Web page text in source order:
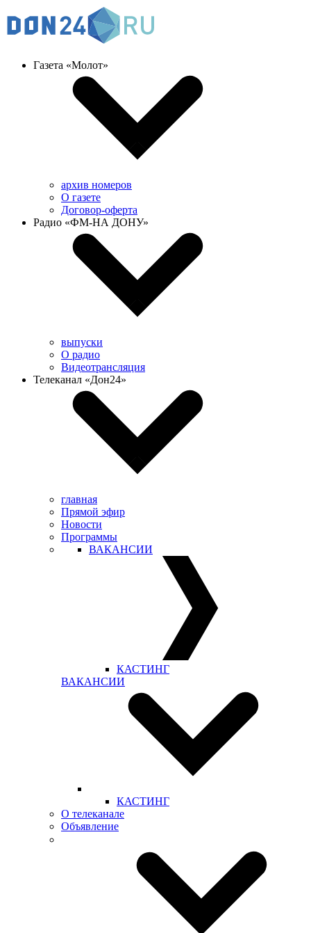
Газета «Молот»
архив номеров
О газете
Договор-оферта
Радио «ФМ-НА ДОНУ»
выпуски
О радио
Видеотрансляция
Телеканал «Дон24»
главная
Прямой эфир
Новости
Программы
ВАКАНСИИ
КАСТИНГ
ВАКАНСИИ
КАСТИНГ
О телеканале
Объявление